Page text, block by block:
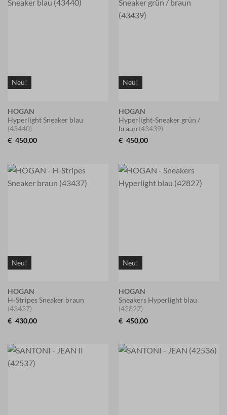
Neu!
HOGAN
Hyperlight Sneaker blau
(43440)
€ 450,00
Neu!
HOGAN
Hyperlight-Sneaker grün /
braun (43439)
€ 450,00
Neu!
HOGAN
H-Stripes Sneaker braun
(43437)
€ 430,00
Neu!
HOGAN
Sneakers Hyperlight blau
(42827)
€ 450,00